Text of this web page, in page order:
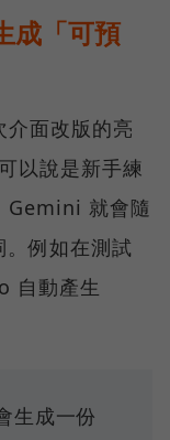
成「可預
面改版的亮
以說是新手練
Gemini 就會隨
例如在測試
自動產生
生成一份